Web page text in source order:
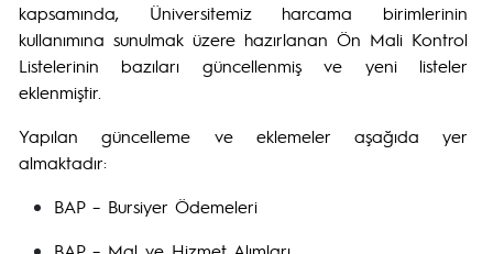
kapsamında, Üniversitemiz harcama birimlerinin
kullanımına sunulmak üzere hazırlanan Ön Mali Kontrol
Listelerinin bazıları güncellenmiş ve yeni listeler
eklenmiştir.
Yapılan güncelleme ve eklemeler aşağıda yer
almaktadır:
BAP – Bursiyer Ödemeleri